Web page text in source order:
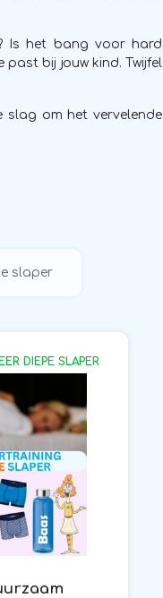
Is het bang voor hard
past bij jouw kind. Twijfel
slag om het vervelende
slaper
DIEPE SLAPER